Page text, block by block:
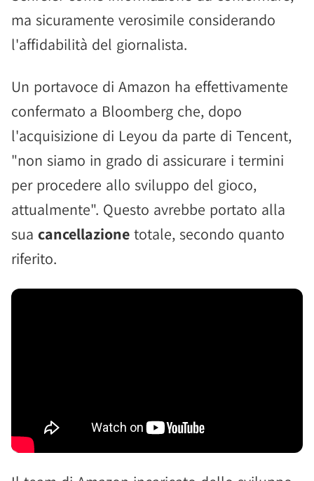
ma sicuramente verosimile considerando
l'affidabilità del giornalista.
Un portavoce di Amazon ha effettivamente
confermato a Bloomberg che, dopo
l'acquisizione di Leyou da parte di Tencent,
"non siamo in grado di assicurare i termini
per procedere allo sviluppo del gioco,
attualmente". Questo avrebbe portato alla
sua cancellazione totale, secondo quanto
riferito.